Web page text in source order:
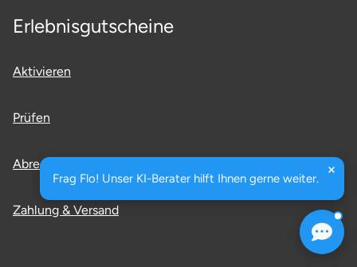
Frag Flo! Unser KI-Berater hilft Ihnen gerne weiter.
Erlebnisgutscheine
Aktivieren
Prüfen
Abrechnen
Zahlung & Versand